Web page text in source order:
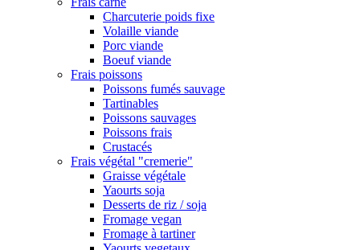
Charcuterie poids fixe
Volaille viande
Porc viande
Boeuf viande
Frais poissons
Poissons fumés sauvage
Tartinables
Poissons sauvages
Poissons frais
Crustacés
Frais végétal "cremerie"
Graisse végétale
Yaourts soja
Desserts de riz / soja
Fromage vegan
Fromage à tartiner